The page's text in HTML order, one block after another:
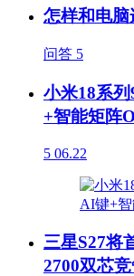
怎样和电脑
问答 5
小米18系
+智能矩阵
5 06.22
三星S27将
2700双芯